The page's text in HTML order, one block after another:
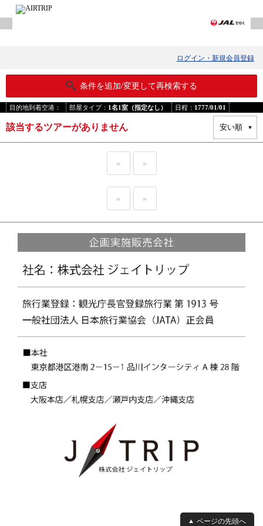
ログイン・新規会員登録
条件を追加/変更して再検索する
目的地到着空港： 部屋タイプ： 1名1室（指定なし） 日程： 1777/01/01
該当するツアーがありません
« »
« »
ページの先頭へ